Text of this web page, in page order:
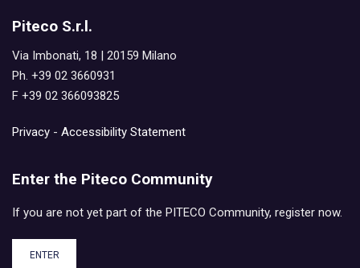
Piteco S.r.l.
Via Imbonati, 18 | 20159 Milano
Ph. +39 02 3660931
F +39 02 366093825
Privacy - Accessibility Statement
Enter the Piteco Community
If you are not yet part of the PITECO Community, register now.
ENTER